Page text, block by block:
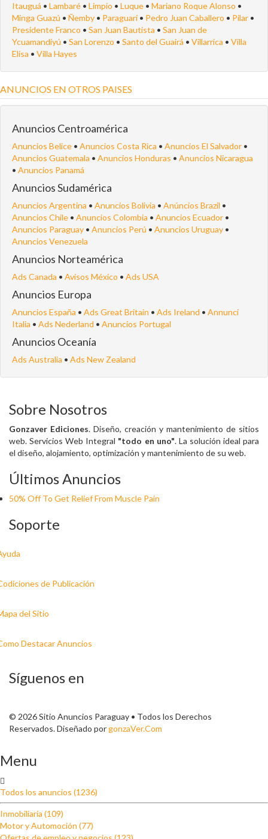
Itauguá • Lambaré • Limpio • Luque • Mariano Roque Alonso •
Minga Guazú • Ñemby • Paraguarí• Pedro Juan Caballero • Pilar •
Presidente Franco • San Juan Bautista • San Juan de
Ycuamandiyú • San Lorenzo • Santo del Guairá • Villarrica • Villa
Elisa • Villa Hayes
ANUNCIOS EN OTROS PAISES
Anuncios Centroamérica
Anuncios Belice • Anuncios Costa Rica • Anuncios El Salvador •
Anuncios Guatemala • Anuncios Honduras • Anuncios Nicaragua
• Anuncios Panamá
Anuncios Sudamérica
Anuncios Argentina • Anuncios Bolivia • Anúncios Brazil •
Anuncios Chile • Anuncios Colombia • Anuncios Ecuador •
Anuncios Paraguay • Anuncios Perú • Anuncios Uruguay •
Anuncios Venezuela
Anuncios Norteamérica
Ads Canada • Avisos México • Ads USA
Anuncios Europa
Anuncios España • Ads Great Britain • Ads Ireland • Annunci
Italia • Ads Nederland • Anuncios Portugal
Anuncios Oceanía
Ads Australia • Ads New Zealand
Sobre Nosotros
Gonzaver Ediciones. Diseño, creación y mantenimiento de sitios
web. Servicios Web Integral "todo en uno". La solución ideal para
el diseño, alojamiento, optimización y mantenimiento de su web.
Últimos Anuncios
50% Off To Get Relief From Muscle Pain
Soporte
de Publicación
del Sitio
Destacar Anuncios
Síguenos en
© 2026 Sitio Anuncios Paraguay • Todos los Derechos
Reservados. Diseñado porgonzaVer.Com
Menu
Todos los anuncios (1236)
Inmobiliaria (109)
Motor y Automoción (77)